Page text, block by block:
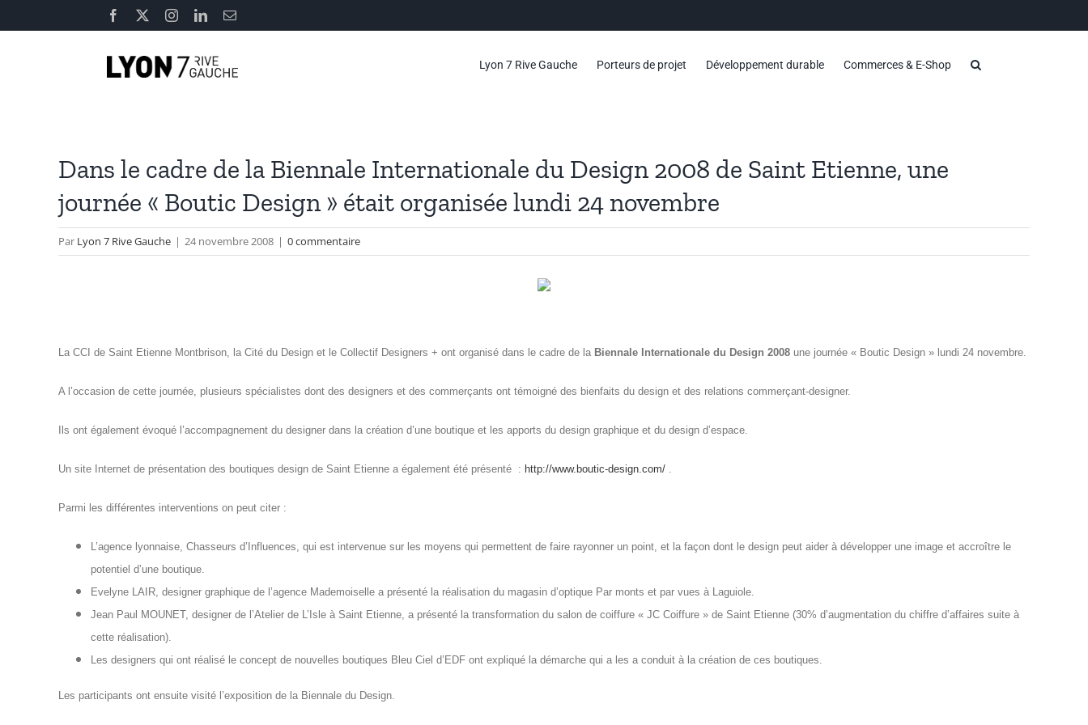
au
Facebook InstagramLinkedInEmail
Lyon 7 Rive Gauche Porteurs de projet Développement durable Commerces & E-Shop
Dans le cadre de la Biennale Internationale du Design 2008 de Saint Etienne, une
journée « Boutic Design » était organisée lundi 24 novembre
Par Lyon 7 Rive Gauche | 24 novembre 2008 | 0 commentaire
La CCI de Saint Etienne Montbrison, la Cité du Design et le Collectif Designers + ont organisé dans le cadre de la Biennale Internationale du Design 2008 une journée « Boutic Design » lundi 24 novembre.
A l’occasion de cette journée, plusieurs spécialistes dont des designers et des commerçants ont témoigné des bienfaits du design et des relations commerçant-designer.
Ils ont également évoqué l’accompagnement du designer dans la création d’une boutique et les apports du design graphique et du design d’espace.
Un site Internet de présentation des boutiques design de Saint Etienne a également été présenté : http://www.boutic-design.com/ .
Parmi les différentes interventions on peut citer :
L’agence lyonnaise, Chasseurs d’Influences, qui est intervenue sur les moyens qui permettent de faire rayonner un point, et la façon dont le design peut aider à développer une image et accroître le
potentiel d’une boutique.
Evelyne LAIR, designer graphique de l’agence Mademoiselle a présenté la réalisation du magasin d’optique Par monts et par vues à Laguiole.
Jean Paul MOUNET, designer de l’Atelier de L’Isle à Saint Etienne, a présenté la transformation du salon de coiffure « JC Coiffure » de Saint Etienne (30% d’augmentation du chiffre d’affaires suite à
cette réalisation).
Les designers qui ont réalisé le concept de nouvelles boutiques Bleu Ciel d’EDF ont expliqué la démarche qui a les a conduit à la création de ces boutiques.
Les participants ont ensuite visité l’exposition de la Biennale du Design.